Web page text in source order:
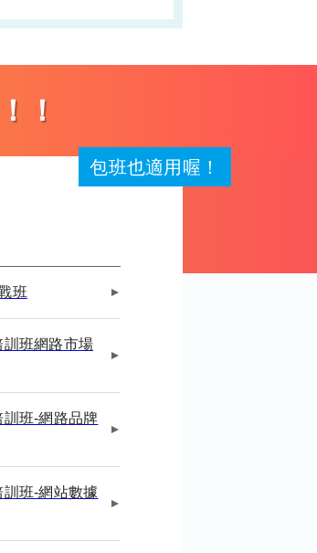
！
包班也適用喔！
班
班網路市場
班-網路品牌
班-網站數據